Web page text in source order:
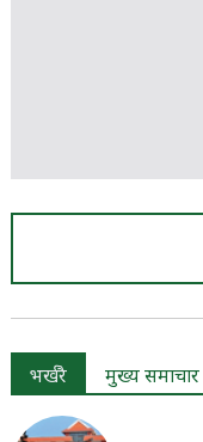
भर्खरै मुख्य समाचार